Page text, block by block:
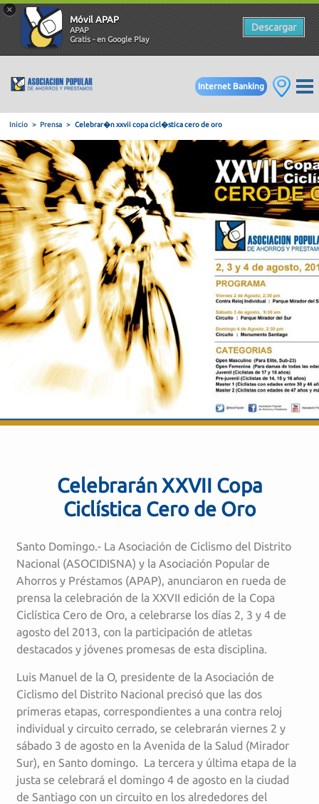
×
Móvil APAP
APAP
Gratis - en Google Play
Descargar
Internet Banking
Inicio Prensa Celebrar�n xxvii copa cicl�stica cero de oro
Celebrarán XXVII Copa
Ciclística Cero de Oro
Santo Domingo.- La Asociación de Ciclismo del Distrito
Nacional (ASOCIDISNA) y la Asociación Popular de
Ahorros y Préstamos (APAP), anunciaron en rueda de
prensa la celebración de la XXVII edición de la Copa
Ciclística Cero de Oro, a celebrarse los días 2, 3 y 4 de
agosto del 2013, con la participación de atletas
destacados y jóvenes promesas de esta disciplina.
Luis Manuel de la O, presidente de la Asociación de
Ciclismo del Distrito Nacional precisó que las dos
primeras etapas, correspondientes a una contra reloj
individual y circuito cerrado, se celebrarán viernes 2 y
sábado 3 de agosto en la Avenida de la Salud (Mirador
Sur), en Santo domingo. La tercera y última etapa de la
justa se celebrará el domingo 4 de agosto en la ciudad
de Santiago con un circuito en los alrededores del